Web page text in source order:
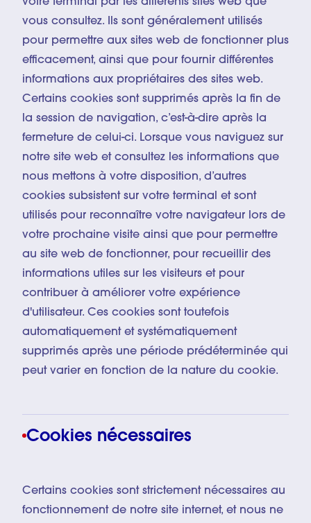
vous consultez. Ils sont généralement utilisés
pour permettre aux sites web de fonctionner plus
efficacement, ainsi que pour fournir différentes
informations aux propriétaires des sites web.
Certains cookies sont supprimés après la fin de
la session de navigation, c’est-à-dire après la
fermeture de celui-ci. Lorsque vous naviguez sur
notre site web et consultez les informations que
nous mettons à votre disposition, d’autres
cookies subsistent sur votre terminal et sont
utilisés pour reconnaître votre navigateur lors de
votre prochaine visite ainsi que pour permettre
au site web de fonctionner, pour recueillir des
informations utiles sur les visiteurs et pour
contribuer à améliorer votre expérience
d'utilisateur. Ces cookies sont toutefois
automatiquement et systématiquement
supprimés après une période prédéterminée qui
peut varier en fonction de la nature du cookie.
Cookies nécessaires
Certains cookies sont strictement nécessaires au
fonctionnement de notre site internet, et nous ne